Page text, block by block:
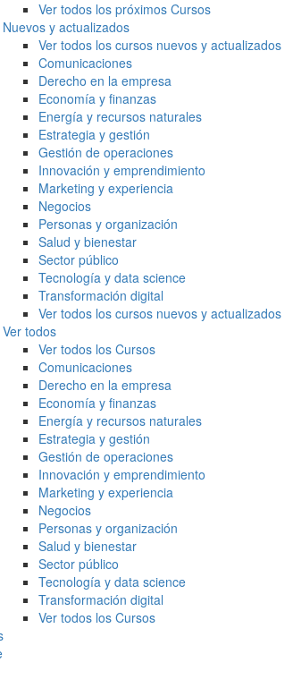
Ver todos los próximos Cursos
Nuevos y actualizados
Ver todos los cursos nuevos y actualizados
Comunicaciones
Derecho en la empresa
Economía y finanzas
Energía y recursos naturales
Estrategia y gestión
Gestión de operaciones
Innovación y emprendimiento
Marketing y experiencia
Negocios
Personas y organización
Salud y bienestar
Sector público
Tecnología y data science
Transformación digital
Ver todos los cursos nuevos y actualizados
Ver todos
Ver todos los Cursos
Comunicaciones
Derecho en la empresa
Economía y finanzas
Energía y recursos naturales
Estrategia y gestión
Gestión de operaciones
Innovación y emprendimiento
Marketing y experiencia
Negocios
Personas y organización
Salud y bienestar
Sector público
Tecnología y data science
Transformación digital
Ver todos los Cursos